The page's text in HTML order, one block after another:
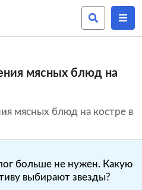
мясных блюд на
больше не нужен. Какую
выбирают звезды?